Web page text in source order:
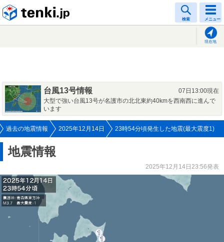
検索 メニュー
現在地
台風13号情報
07日13:00現在
大型で強い台風13号が名護市の北北東約40kmを西南西に進んで
います
過去の地震情報 2025年12月14日 23時54分頃発生した地震(最大震度1)
地震情報
2025年12月14日23:56発表